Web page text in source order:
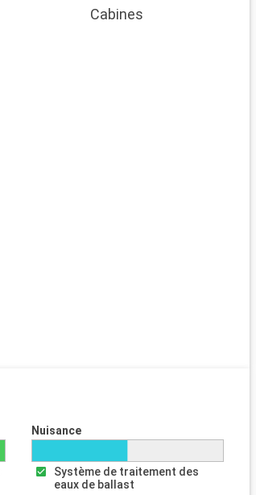
Cabines
Nuisance
Système de traitement des
eaux de ballast